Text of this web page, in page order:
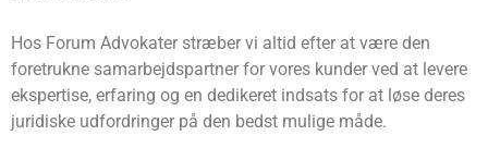
Hos Forum Advokater stræber vi altid efter at være den
foretrukne samarbejdspartner for vores kunder ved at levere
ekspertise, erfaring og en dedikeret indsats for at løse deres
juridiske udfordringer på den bedst mulige måde.